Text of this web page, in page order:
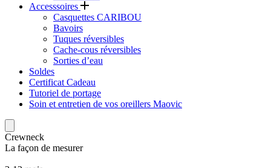
Accesssoires
Casquettes CARIBOU
Bavoirs
Tuques réversibles
Cache-cous réversibles
Sorties d’eau
Soldes
Certificat Cadeau
Tutoriel de portage
Soin et entretien de vos oreillers Maovic
Crewneck
La façon de mesurer